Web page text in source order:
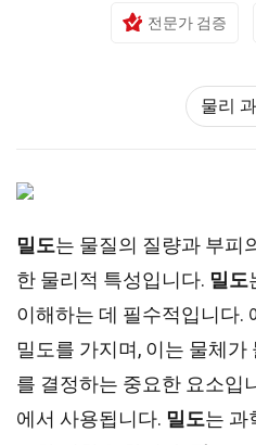
전문가 검증
물리
밀도는 물질의 질량과 부피
한 물리적 특성입니다. 밀도
이해하는 데 필수적입니다.
밀도를 가지며, 이는 물체
를 결정하는 중요한 요소입
에서 사용됩니다. 밀도는 과